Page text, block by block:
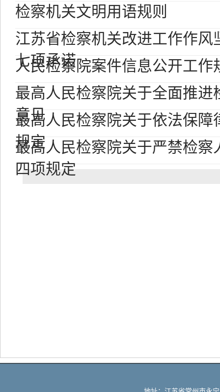
检察机关文明用语规则
江苏省检察机关改进工作作风
七项承诺
人民检察院案件信息公开工作
最高人民检察院关于全面推进
意见
最高人民检察院关于依法保障
规定
最高人民检察院关于严禁检察
四项规定